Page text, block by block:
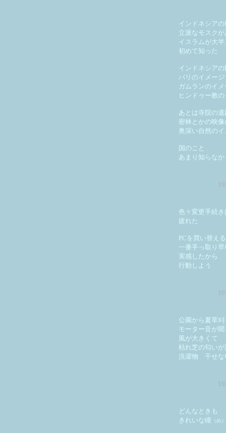
インドネシア
立派なモスクが
イスラムが大半
初めて知った
インドネシア
バリのイメージ
ガムランのイ
ヒンドゥー教
あとは寺院の遺
密林とかの映像
奥深い自然の
国のこと
あまり知らなか
色々変更手続き
疲れた
PCを買い替え
一番手っ取り早
実感したから
行動しよう
公園から夏草刈
モーター音が
風が大きくて
枯れ芝の匂い
洗濯物 干せな
どんなときも
きれいな瞳 （め）